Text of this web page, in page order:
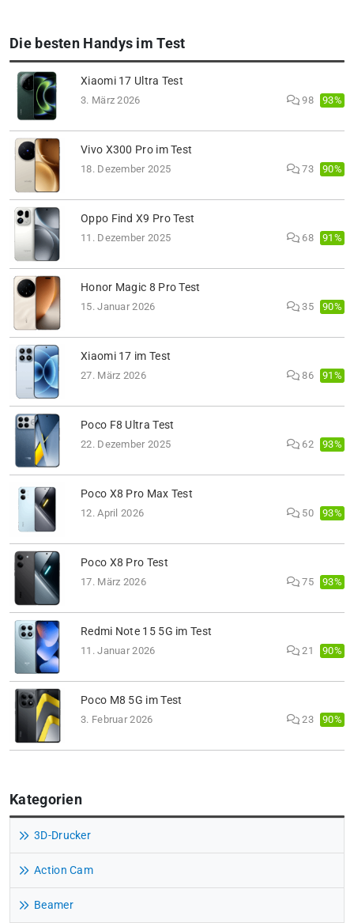
Die besten Handys im Test
Xiaomi 17 Ultra Test
3. März 2026 98 93%
Vivo X300 Pro im Test
18. Dezember 2025 73 90%
Oppo Find X9 Pro Test
11. Dezember 2025 68 91%
Honor Magic 8 Pro Test
15. Januar 2026 35 90%
Xiaomi 17 im Test
27. März 2026 86 91%
Poco F8 Ultra Test
22. Dezember 2025 62 93%
Poco X8 Pro Max Test
12. April 2026 50 93%
Poco X8 Pro Test
17. März 2026 75 93%
Redmi Note 15 5G im Test
11. Januar 2026 21 90%
Poco M8 5G im Test
3. Februar 2026 23 90%
Kategorien
3D-Drucker
Action Cam
Beamer